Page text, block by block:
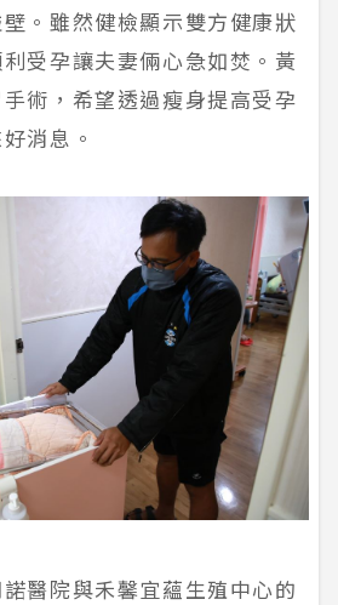
。雖然健檢顯示雙方健康狀
受孕讓夫妻倆心急如焚。黃
術，希望透過瘦身提高受孕
消息。
醫院與禾馨宜蘊生殖中心的